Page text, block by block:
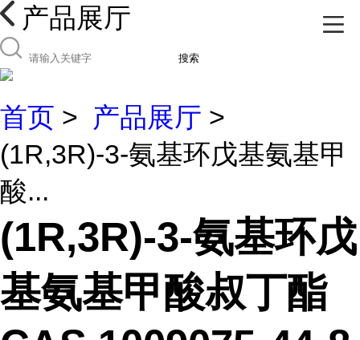
产品展厅
搜索
首页 > 产品展厅 >
(1R,3R)-3-氨基环戊基氨基甲
酸...
(1R,3R)-3-氨基环戊
基氨基甲酸叔丁酯